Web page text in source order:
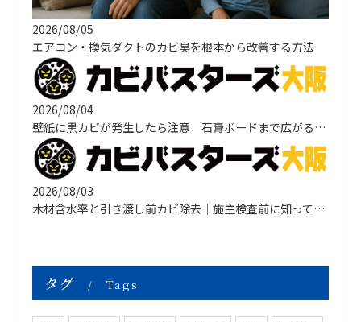
2026/08/05
エアコン・換気ダクトのカビ臭を根本から改善する方法
2026/08/04
壁紙に黒カビが発生したら注意 石膏ボードまで広がる原因と正しい改善方法
2026/08/03
木材含水率と引き渡し前カビ除去｜施主検査前に知っておきたい原因・対策・
タグ Tags